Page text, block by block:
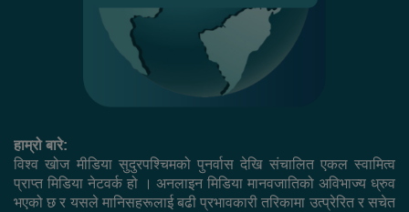
हाम्रो बारे:
विश्व खोज मीडिया सुदुरपश्चिमको पुनर्वास देखि संचालित एकल स्वामित्व
प्राप्त मिडिया नेटवर्क हो । अनलाइन मिडिया मानवजातिको अविभाज्य ध्रुव
भएको छ र यसले मानिसहरूलाई बढी प्रभावकारी तरिकामा उत्प्रेरित र सचेत